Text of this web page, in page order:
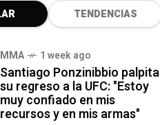
TENDENCIAS
MMA 1 week ago
Santiago Ponzinibbio palpita
su regreso a la UFC: "Estoy
muy confiado en mis
recursos y en mis armas"